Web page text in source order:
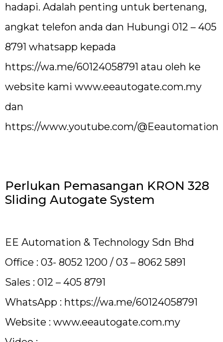
hadapi. Adalah penting untuk bertenang,
angkat telefon anda dan Hubungi 012 – 405
8791 whatsapp kepada
https://wa.me/60124058791 atau oleh ke
website kami www.eeautogate.com.my
dan
https://www.youtube.com/@Eeautomation
Perlukan Pemasangan KRON 328
Sliding Autogate System
EE Automation & Technology Sdn Bhd
Office : 03- 8052 1200 / 03 – 8062 5891
Sales : 012 – 405 8791
WhatsApp : https://wa.me/60124058791
Website : www.eeautogate.com.my